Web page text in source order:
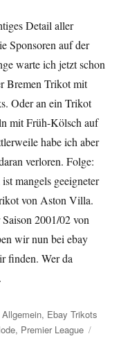
Detail aller
Sponsoren auf der
warte ich jetzt schon
Bremen Trikot mit
Oder an ein Trikot
mit Früh-Kölsch auf
habe ich aber
verloren. Folge:
mangels geeigneter
von Aston Villa.
2001/02 von
wir nun bei ebay
finden. Wer da
.
Kategorien
Allgemein, Ebay Trikots
, Premier League